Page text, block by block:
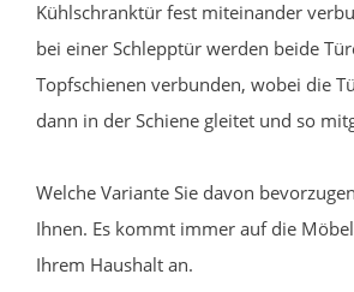
Kühlschranktür fest miteinander
bei einer Schlepptür werden beide
Topfschienen verbunden, wobei die
dann in der Schiene gleitet und so
Welche Variante Sie davon
Ihnen. Es kommt immer auf die
Ihrem Haushalt an.